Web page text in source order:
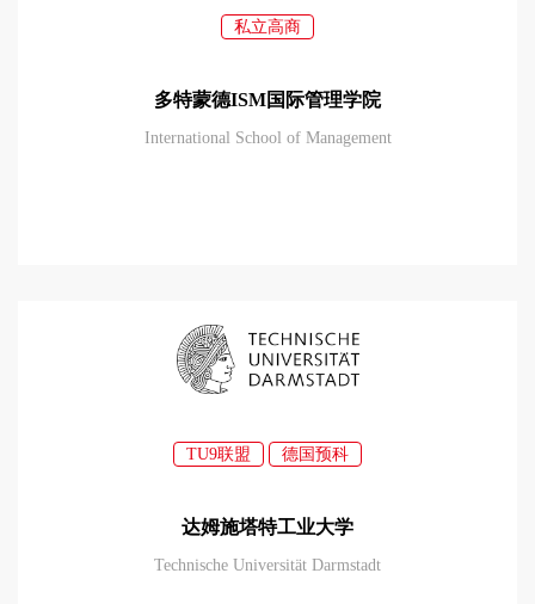
私立高商
多特蒙德ISM国际管理学院
International School of Management
TU9联盟 德国预科
达姆施塔特工业大学
Technische Universität Darmstadt